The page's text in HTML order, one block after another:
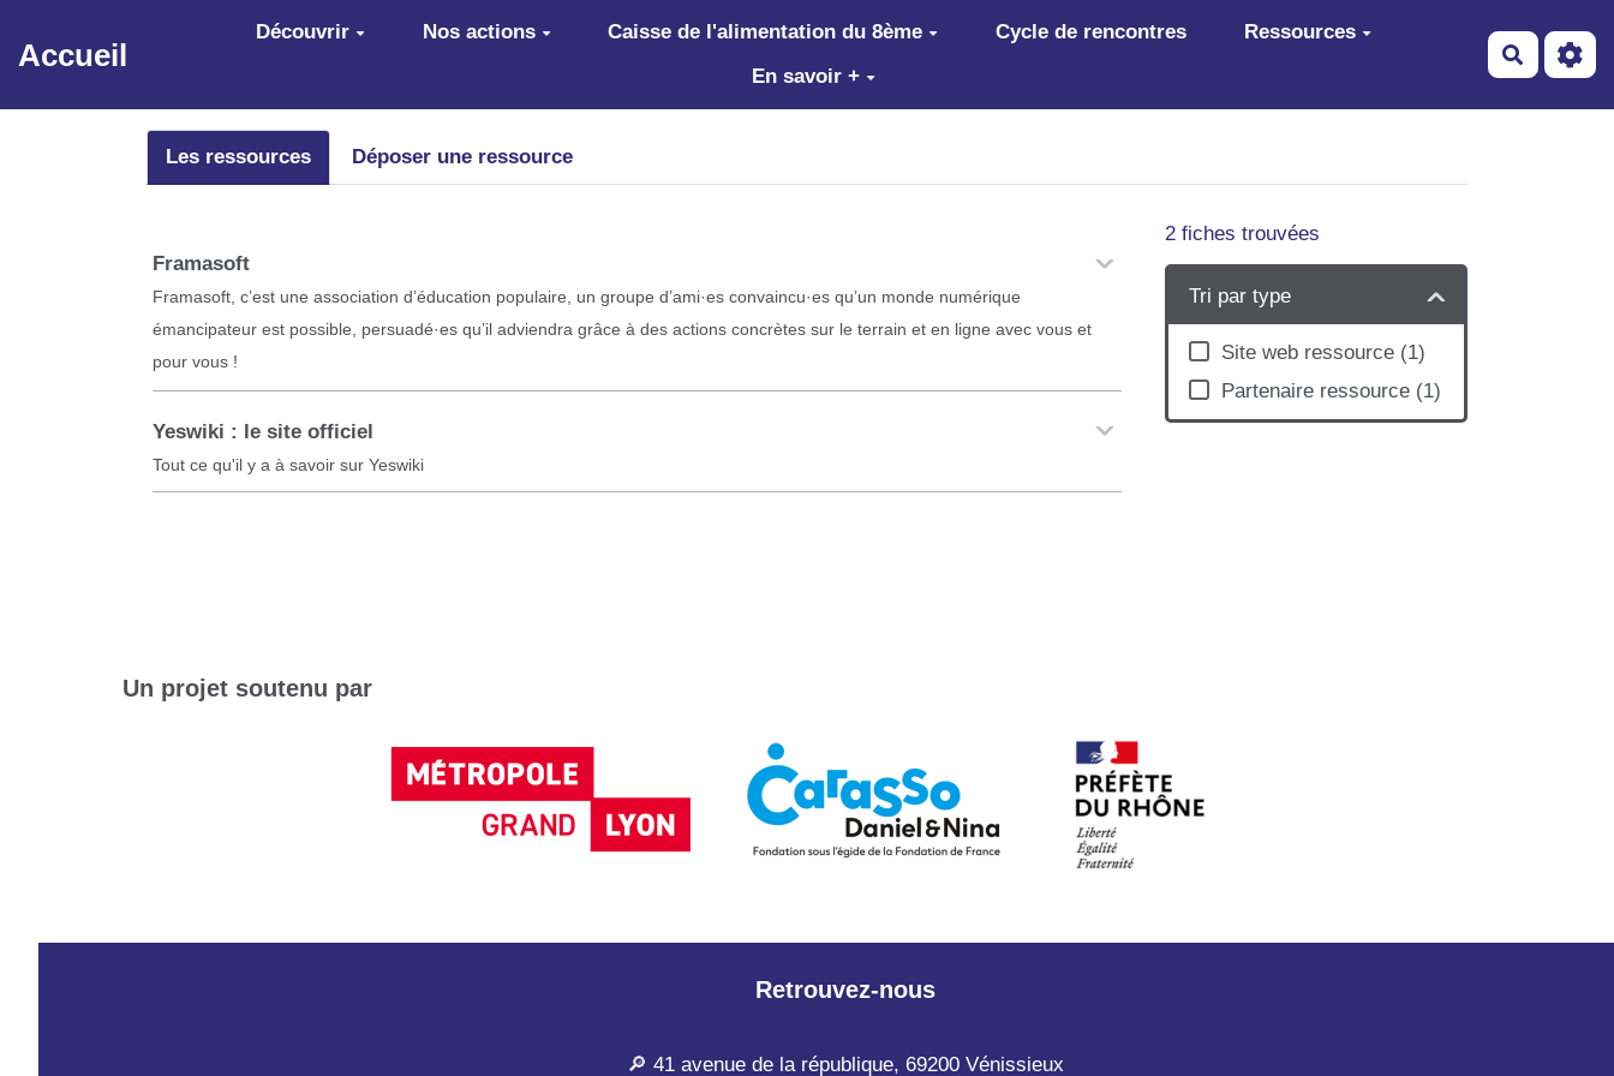
Aller au contenu principal
Accueil
Découvrir Nos actions Caisse de l'alimentation du 8ème Cycle de rencontres
Ressources
En savoir +
Les ressources Déposer une ressource
2 fiches trouvées
Tri par type
Site web ressource (1)
Partenaire ressource (1)
Framasoft
Framasoft, c’est une association d’éducation populaire, un groupe d’ami·es convaincu·es qu’un monde numérique
émancipateur est possible, persuadé·es qu’il adviendra grâce à des actions concrètes sur le terrain et en ligne avec vous et
pour vous !
Yeswiki : le site officiel
Tout ce qu'il y a à savoir sur Yeswiki
Un projet soutenu par
Retrouvez-nous
🔎 41 avenue de la république, 69200 Vénissieux